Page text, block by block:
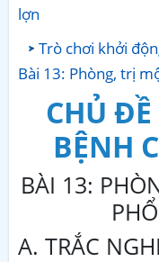
lợn
Trò chơi khởi
Bài 13: Phòng, trị
CHỦ
BỆNH
BÀI 13:
A. TRẮC